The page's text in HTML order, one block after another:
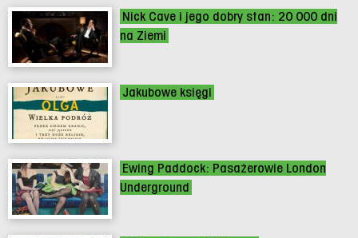
Nick Cave i jego dobry stan: 20 000 dni
na Ziemi
Jakubowe księgi
Ewing Paddock: Pasażerowie London
Underground